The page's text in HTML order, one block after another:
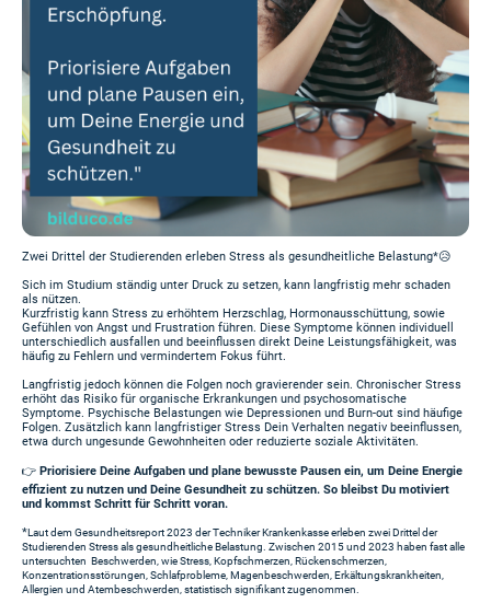
Zwei Drittel der Studierenden erleben Stress als gesundheitliche Belastung*😥
Sich im Studium ständig unter Druck zu setzen, kann langfristig mehr schaden
als nützen.
Kurzfristig kann Stress zu erhöhtem Herzschlag, Hormonausschüttung, sowie
Gefühlen von Angst und Frustration führen. Diese Symptome können individuell
unterschiedlich ausfallen und beeinflussen direkt Deine Leistungsfähigkeit, was
häufig zu Fehlern und vermindertem Fokus führt.
Langfristig jedoch können die Folgen noch gravierender sein. Chronischer Stress
erhöht das Risiko für organische Erkrankungen und psychosomatische
Symptome. Psychische Belastungen wie Depressionen und Burn-out sind häufige
Folgen. Zusätzlich kann langfristiger Stress Dein Verhalten negativ beeinflussen,
etwa durch ungesunde Gewohnheiten oder reduzierte soziale Aktivitäten.
👉 Priorisiere Deine Aufgaben und plane bewusste Pausen ein, um Deine Energie
effizient zu nutzen und Deine Gesundheit zu schützen. So bleibst Du motiviert
und kommst Schritt für Schritt voran.
*Laut dem Gesundheitsreport 2023 der Techniker Krankenkasse erleben zwei Drittel der
Studierenden Stress als gesundheitliche Belastung. Zwischen 2015 und 2023 haben fast alle
untersuchten Beschwerden, wie Stress, Kopfschmerzen, Rückenschmerzen,
Konzentrationsstörungen, Schlafprobleme, Magenbeschwerden, Erkältungskrankheiten,
Allergien und Atembeschwerden, statistisch signifikant zugenommen.